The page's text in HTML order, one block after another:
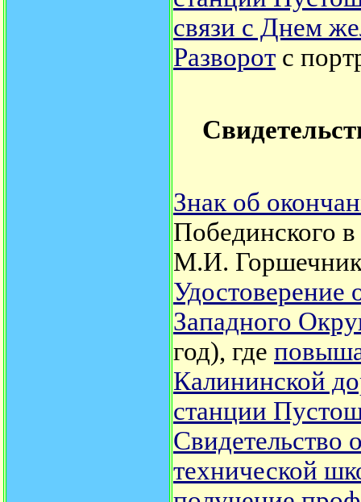
связи с Днем
Разворот с
Знак об
Побединского
М.И.
Удостоверение
Западного
год), где
Калининской
станции
Свидетельство
технической